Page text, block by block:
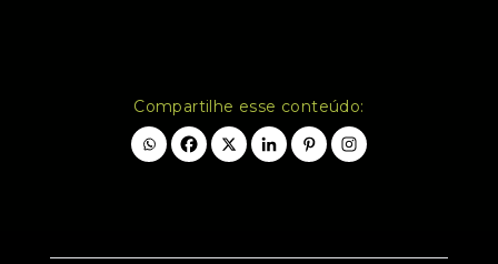
Compartilhe esse conteúdo: